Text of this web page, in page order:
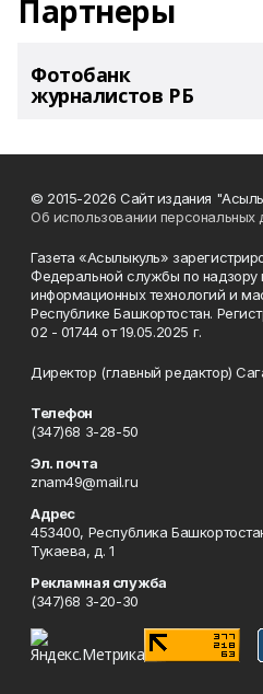
Партнеры
Фотобанк
журналистов РБ
© 2015-2026 Сайт издания
Об использовании персональных
Газета «Асылыкуль»
Федеральной службы по надзору
информационных технологий и
Республике Башкортостан.
02 - 01744 от 19.05.2025 г.
Директор (главный редактор)
Телефон
(347)68 3-28-50
Эл. почта
znam49@mail.ru
Адрес
453400, Республика
Тукаева, д. 1
Рекламная служба
(347)68 3-20-30